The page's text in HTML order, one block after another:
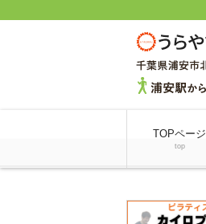
TOPページ
top